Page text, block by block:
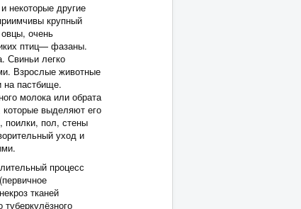
некоторые другие
крупный
очень
птиц— фазаны.
Свиньи легко
Взрослые животные
на пастбище.
молока или обрата
выделяют его
пол, стены
уход и
процесс
тканей